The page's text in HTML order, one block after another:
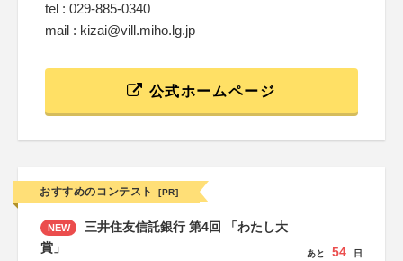
tel : 029-885-0340
mail : kizai@vill.miho.lg.jp
公式ホームページ
おすすめのコンテスト [PR]
NEW
三井住友信託銀行 第4回 「わたし大
賞」
あと 54 日